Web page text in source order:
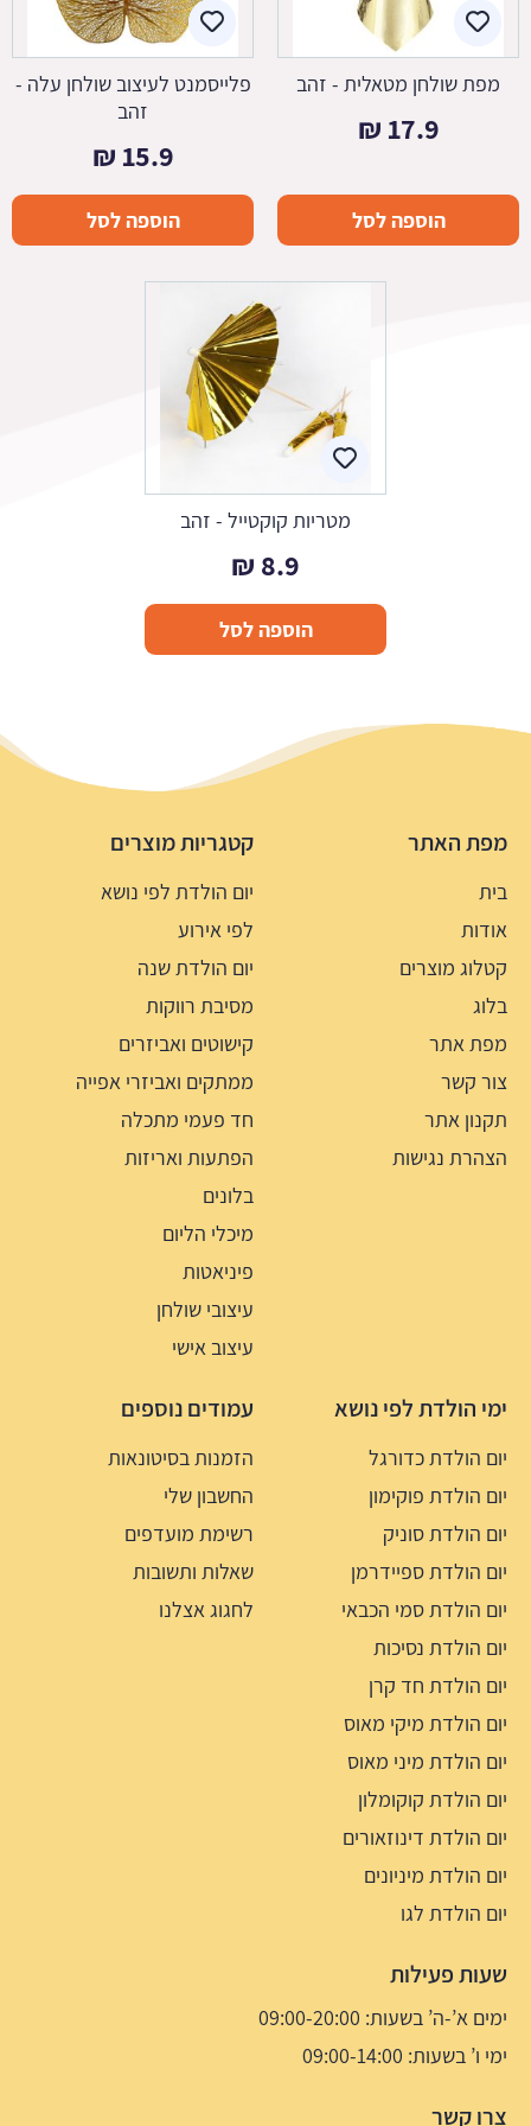
מפת שולחן מטאלית - זהב
17.9
₪
הוספה לסל
פלייסמנט לעיצוב שולחן עלה -
זהב
15.9
₪
הוספה לסל
מטריות קוקטייל - זהב
8.9
₪
הוספה לסל
מפת האתר
בית
אודות
קטלוג מוצרים
בלוג
מפת אתר
צור קשר
תקנון אתר
הצהרת נגישות
קטגריות מוצרים
יום הולדת לפי נושא
לפי אירוע
יום הולדת שנה
מסיבת רווקות
קישוטים ואביזרים
ממתקים ואביזרי אפייה
חד פעמי מתכלה
הפתעות ואריזות
בלונים
מיכלי הליום
פיניאטות
עיצובי שולחן
עיצוב אישי
ימי הולדת לפי נושא
יום הולדת כדורגל
יום הולדת פוקימון
יום הולדת סוניק
יום הולדת ספיידרמן
יום הולדת סמי הכבאי
יום הולדת נסיכות
יום הולדת חד קרן
יום הולדת מיקי מאוס
יום הולדת מיני מאוס
יום הולדת קוקומלון
יום הולדת דינוזאורים
יום הולדת מיניונים
יום הולדת לגו
עמודים נוספים
הזמנות בסיטונאות
החשבון שלי
רשימת מועדפים
שאלות ותשובות
לחגוג אצלנו
שעות פעילות
ימים א’-ה’ בשעות: 09:00-20:00
ימי ו’ בשעות: 09:00-14:00
צרו קשר